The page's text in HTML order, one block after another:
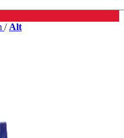
/ Alt